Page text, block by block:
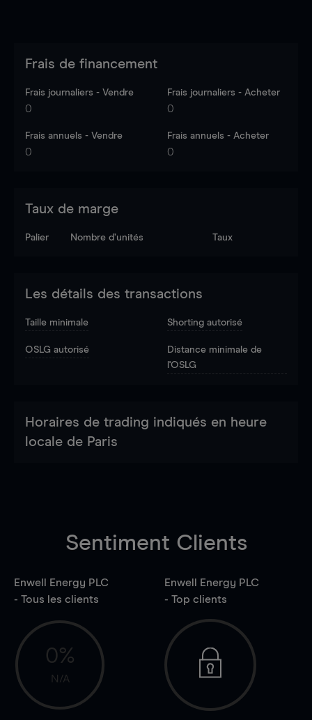
Frais de financement
Frais journaliers - Vendre
0
Frais journaliers - Acheter
0
Frais annuels - Vendre
0
Frais annuels - Acheter
0
Taux de marge
Palier Nombre d’unités Taux
Les détails des transactions
Taille minimale Shorting autorisé
OSLG autorisé
Distance minimale de
l'OSLG
Horaires de trading indiqués en heure
locale de Paris
Sentiment Clients
Enwell Energy PLC
- Tous les clients
0%
N/A
Enwell Energy PLC
- Top clients